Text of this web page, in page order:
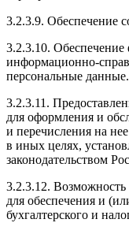
3.2.3.9. Обеспечение
3.2.3.10.
информационно-
персональные данные.
3.2.3.11.
для оформления и
и перечисления на
в иных целях,
законодательством
3.2.3.12. Возможность
для обеспечения и
бухгалтерского и